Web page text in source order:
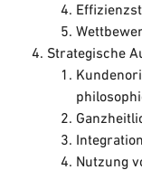
Strategische
Nutzung